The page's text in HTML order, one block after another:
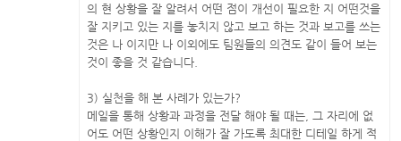
의 현 상황을 잘 알려서 어떤 점이 개선이 필요한 지 어떤것을
잘 지키고 있는 지를 놓치지 않고 보고 하는 것과 보고를 쓰는
것은 나 이지만 나 이외에도 팀원들의 의견도 같이 들어 보는
것이 좋을 것 같습니다.
3) 실천을 해 본 사례가 있는가?
메일을 통해 상황과 과정을 전달 해야 될 때는, 그 자리에 없
어도 어떤 상황인지 이해가 잘 가도록 최대한 디테일 하게 적